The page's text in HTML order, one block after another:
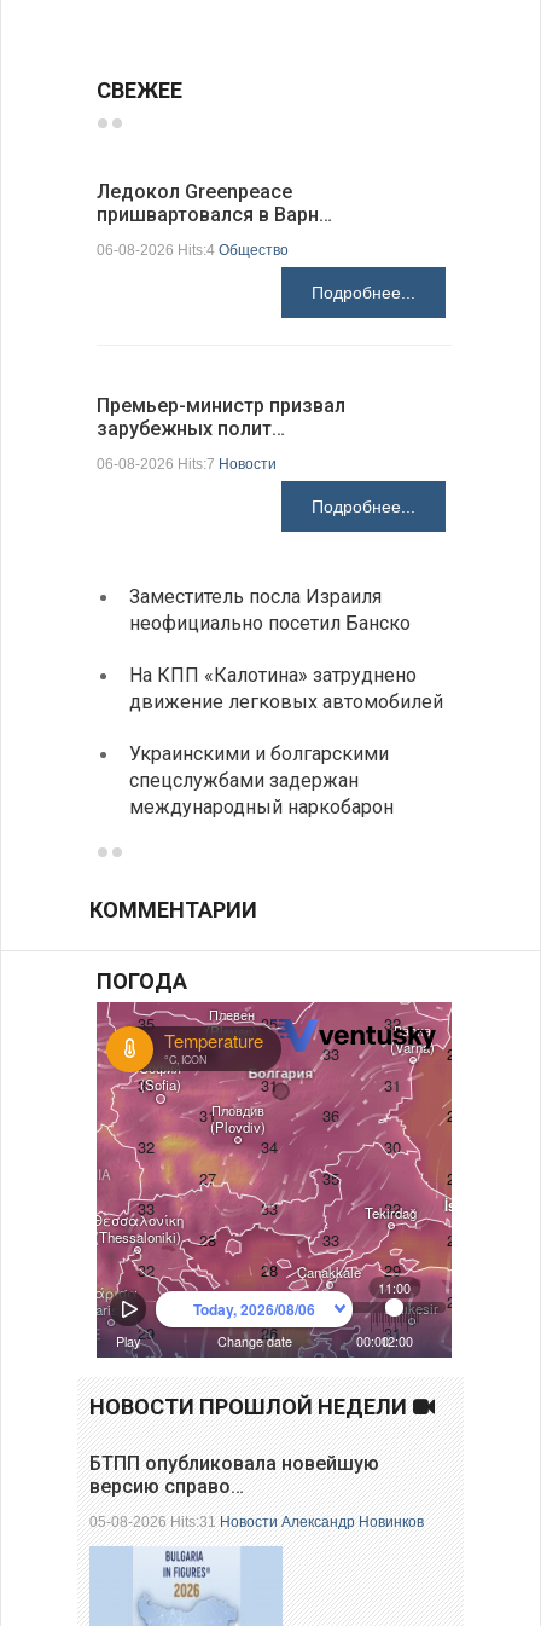
СВЕЖЕЕ
Ледокол Greenpeace
пришвартовался в Варн…
06-08-2026 Hits:4 Общество
Подробнее...
Премьер-министр призвал
зарубежных полит…
06-08-2026 Hits:7 Новости
Подробнее...
Заместитель посла Израиля
неофициально посетил Банско
На КПП «Калотина» затруднено
движение легковых автомобилей
Украинскими и болгарскими
спецслужбами задержан
международный наркобарон
КОММЕНТАРИИ
ПОГОДА
НОВОСТИ ПРОШЛОЙ НЕДЕЛИ
БТПП опубликовала новейшую
версию справо…
05-08-2026 Hits:31Новости Александр Новинков